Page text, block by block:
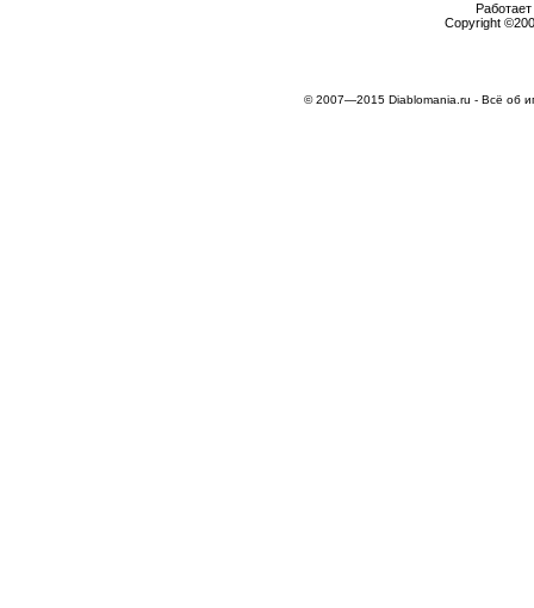
Copyright
© 2007—2015 Diablomania.ru - Всё об